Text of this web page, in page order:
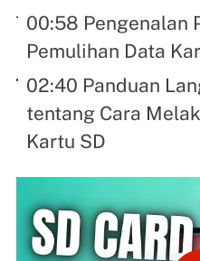
00:58 Pengenalan
Pemulihan Data
02:40 Panduan
tentang Cara
Kartu SD